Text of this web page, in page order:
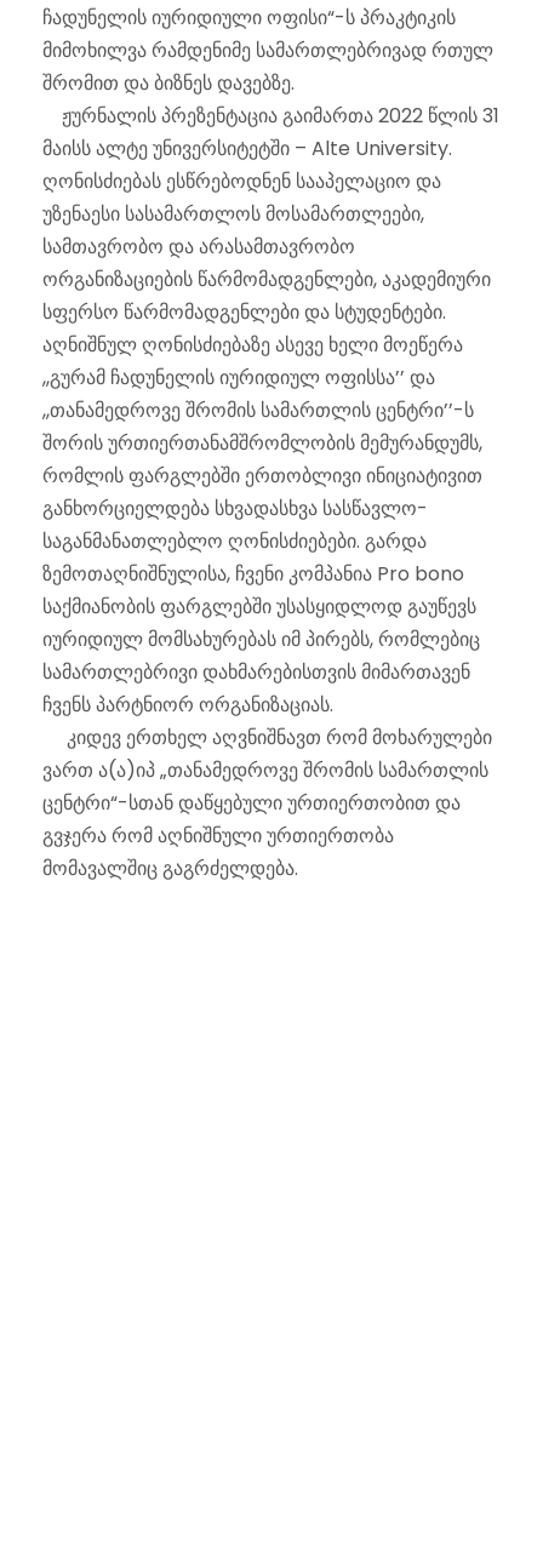
ჩადუნელის იურიდიული ოფისი“-ს პრაკტიკის
მიმოხილვა რამდენიმე სამართლებრივად რთულ
შრომით და ბიზნეს დავებზე.
ჟურნალის პრეზენტაცია გაიმართა 2022 წლის 31
მაისს ალტე უნივერსიტეტში – Alte University.
ღონისძიებას ესწრებოდნენ სააპელაციო და
უზენაესი სასამართლოს მოსამართლეები,
სამთავრობო და არასამთავრობო
ორგანიზაციების წარმომადგენლები, აკადემიური
სფერსო წარმომადგენლები და სტუდენტები.
აღნიშნულ ღონისძიებაზე ასევე ხელი მოეწერა
,,გურამ ჩადუნელის იურიდიულ ოფისსა’’ და
,,თანამედროვე შრომის სამართლის ცენტრი’’-ს
შორის ურთიერთანამშრომლობის მემურანდუმს,
რომლის ფარგლებში ერთობლივი ინიციატივით
განხორციელდება სხვადასხვა სასწავლო-
საგანმანათლებლო ღონისძიებები. გარდა
ზემოთაღნიშნულისა, ჩვენი კომპანია Pro bono
საქმიანობის ფარგლებში უსასყიდლოდ გაუწევს
იურიდიულ მომსახურებას იმ პირებს, რომლებიც
სამართლებრივი დახმარებისთვის მიმართავენ
ჩვენს პარტნიორ ორგანიზაციას.
კიდევ ერთხელ აღვნიშნავთ რომ მოხარულები
ვართ ა(ა)იპ „თანამედროვე შრომის სამართლის
ცენტრი“-სთან დაწყებული ურთიერთობით და
გვჯერა რომ აღნიშნული ურთიერთობა
მომავალშიც გაგრძელდება.